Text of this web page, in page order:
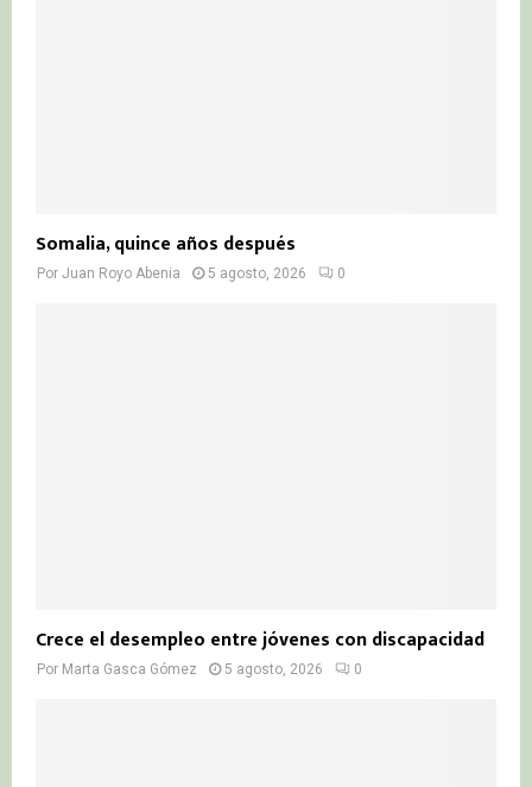
Somalia, quince años después
Por Juan Royo Abenia 5 agosto, 2026 0
Crece el desempleo entre jóvenes con discapacidad
Por Marta Gasca Gómez 5 agosto, 2026 0